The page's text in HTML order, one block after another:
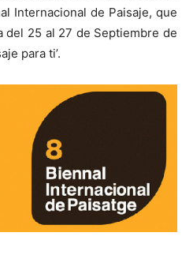
Internacional de Paisaje, que
del 25 al 27 de Septiembre de
para ti’.